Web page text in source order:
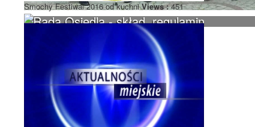
Rada Osiedla - skład, regulamin
Smochy Festiwal 2016 od kuchni Views :451